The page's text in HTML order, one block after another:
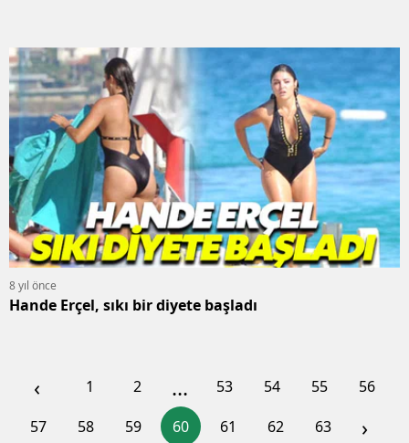
8 yıl önce
Hande Erçel, sıkı bir diyete başladı
‹ 1 2 ... 53 54 55
56
57
58 59 60 61 62 63 ›